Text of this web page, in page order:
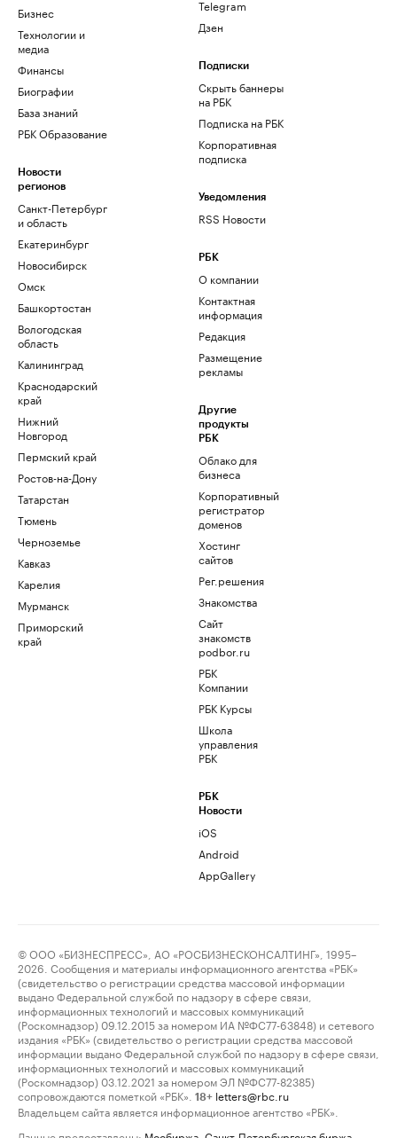
Бизнес
Технологии и
медиа
Финансы
Биографии
База знаний
РБК Образование
Новости
регионов
Санкт-Петербург
и область
Екатеринбург
Новосибирск
Омск
Башкортостан
Вологодская
область
Калининград
Краснодарский
край
Нижний
Новгород
Пермский край
Ростов-на-Дону
Татарстан
Тюмень
Черноземье
Кавказ
Карелия
Мурманск
Приморский
край
Telegram
Дзен
Подписки
Скрыть баннеры
на РБК
Подписка на РБК
Корпоративная
подписка
Уведомления
RSS Новости
РБК
О компании
Контактная
информация
Редакция
Размещение
рекламы
Другие
продукты
РБК
Облако для
бизнеса
Корпоративный
регистратор
доменов
Хостинг
сайтов
Рег.решения
Знакомства
Сайт
знакомств
podbor.ru
РБК
Компании
РБК Курсы
Школа
управления
РБК
РБК
Новости
iOS
Android
AppGallery
© ООО «БИЗНЕСПРЕСС», АО «РОСБИЗНЕСКОНСАЛТИНГ», 1995–
2026. Сообщения и материалы информационного агентства «РБК»
(свидетельство о регистрации средства массовой информации
выдано Федеральной службой по надзору в сфере связи,
информационных технологий и массовых коммуникаций
(Роскомнадзор) 09.12.2015 за номером ИА №ФС77-63848) и сетевого
издания «РБК» (свидетельство о регистрации средства массовой
информации выдано Федеральной службой по надзору в сфере связи,
информационных технологий и массовых коммуникаций
(Роскомнадзор) 03.12.2021 за номером ЭЛ №ФС77-82385)
сопровождаются пометкой «РБК».
18+ letters@rbc.ru
Владельцем сайта является информационное агентство «РБК».